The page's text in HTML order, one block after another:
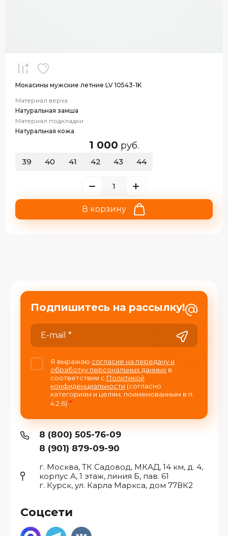
Мокасины мужские летние LV 10543-1K
Материал верха
Натуральная замша
Материал подкладки
Натуральная кожа
1 000 руб.
39 40 41 42 43 44
В корзину
8 (800) 505-76-09
8 (901) 879-09-90
г. Москва, ТК Садовод, МКАД, 14 км, д. 4,
корпус А, 1 этаж, линия Б, пав. 61
г. Курск, ул. Карла Маркса, дом 77ВК2
Соцсети
Подпишитесь на рассылку!
Я выражаю согласие на передачу и
обработку персональных данных в
соответствии с Политикой
конфиденциальности (согласно
категориям и целям, поименованным в п.
4.2.6) *